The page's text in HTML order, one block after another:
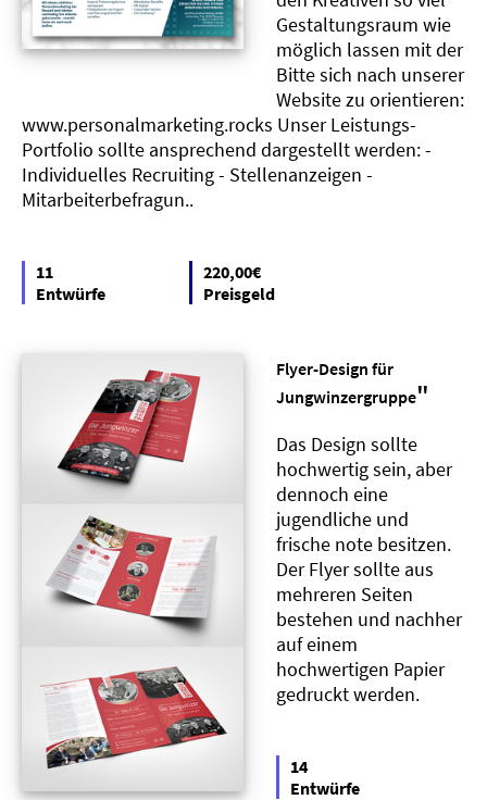
Gestaltungsraum wie
möglich lassen mit der
Bitte sich nach unserer
Website zu orientieren:
www.personalmarketing.rocks Unser Leistungs-
Portfolio sollte ansprechend dargestellt werden: -
Individuelles Recruiting - Stellenanzeigen -
Mitarbeiterbefragun..
11
Entwürfe
220,00€
Preisgeld
Flyer-Design für
Jungwinzergruppe"
Das Design sollte
hochwertig sein, aber
dennoch eine
jugendliche und
frische note besitzen.
Der Flyer sollte aus
mehreren Seiten
bestehen und nachher
auf einem
hochwertigen Papier
gedruckt werden.
14
Entwürfe